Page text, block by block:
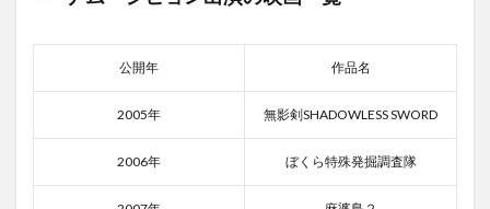
公開年 作品名
2005年 無影剣SHADOWLESS SWORD
2006年 ぼくら特殊発掘調査隊